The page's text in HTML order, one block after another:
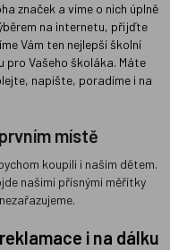
značek a víme o nich úplně
na internetu, přijďte
Vám ten nejlepší školní
Vašeho školáka. Máte
napište, poradíme i na
místě
koupili i našim dětem.
našimi přísnými měřítky
i na dálku